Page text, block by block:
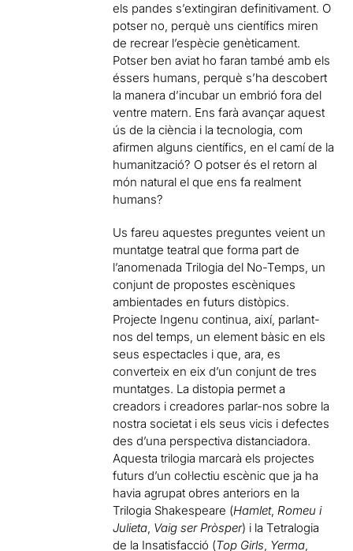
els pandes s’extingiran definitivament. O
potser no, perquè uns científics miren
de recrear l’espècie genèticament.
Potser ben aviat ho faran també amb els
éssers humans, perquè s’ha descobert
la manera d’incubar un embrió fora del
ventre matern. Ens farà avançar aquest
ús de la ciència i la tecnologia, com
afirmen alguns científics, en el camí de la
humanització? O potser és el retorn al
món natural el que ens fa realment
humans?
Us fareu aquestes preguntes veient un
muntatge teatral que forma part de
l’anomenada Trilogia del No-Temps, un
conjunt de propostes escèniques
ambientades en futurs distòpics.
Projecte Ingenu continua, així, parlant-
nos del temps, un element bàsic en els
seus espectacles i que, ara, es
converteix en eix d’un conjunt de tres
muntatges. La distopia permet a
creadors i creadores parlar-nos sobre la
nostra societat i els seus vicis i defectes
des d’una perspectiva distanciadora.
Aquesta trilogia marcarà els projectes
futurs d’un col·lectiu escènic que ja ha
havia agrupat obres anteriors en la
Trilogia Shakespeare (Hamlet,Romeu i
Julieta, Vaig ser Pròsper) i la Tetralogia
de la Insatisfacció (Top Girls, Yerma,